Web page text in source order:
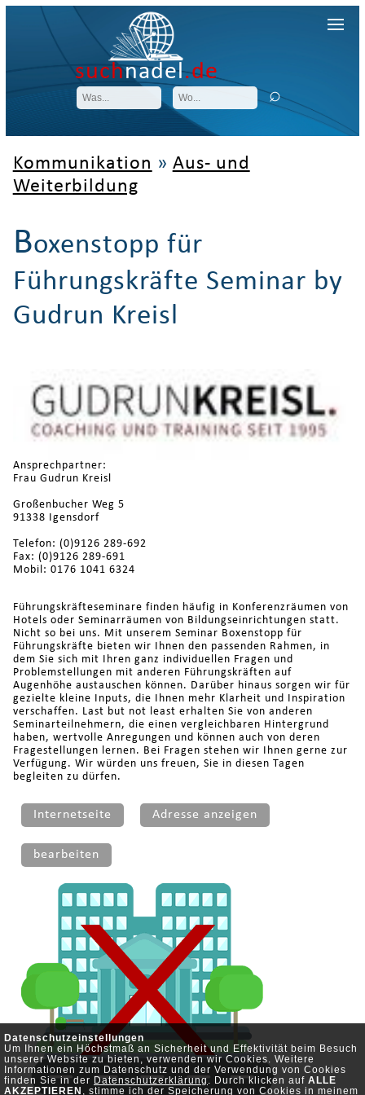
Datenschutzeinstellungen
Um Ihnen ein Höchstmaß an Sicherheit und Effektivität beim Besuch
unserer Website zu bieten, verwenden wir Cookies. Weitere
Informationen zum Datenschutz und der Verwendung von Cookies
finden Sie in der Datenschutzerklärung. Durch klicken auf ALLE
AKZEPTIEREN , stimme ich der Speicherung von Cookies in meinem
suchnadel.de
Kommunikation » Aus- und
Weiterbildung
Boxenstopp für
Führungskräfte Seminar by
Gudrun Kreisl
Ansprechpartner:
Frau Gudrun Kreisl
Großenbucher Weg 5
91338 Igensdorf
Telefon: (0)9126 289-692
Fax: (0)9126 289-691
Mobil: 0176 1041 6324
Führungskräfteseminare finden häufig in Konferenzräumen von
Hotels oder Seminarräumen von Bildungseinrichtungen statt.
Nicht so bei uns. Mit unserem Seminar Boxenstopp für
Führungskräfte bieten wir Ihnen den passenden Rahmen, in
dem Sie sich mit Ihren ganz individuellen Fragen und
Problemstellungen mit anderen Führungskräften auf
Augenhöhe austauschen können. Darüber hinaus sorgen wir für
gezielte kleine Inputs, die Ihnen mehr Klarheit und Inspiration
verschaffen. Last but not least erhalten Sie von anderen
Seminarteilnehmern, die einen vergleichbaren Hintergrund
haben, wertvolle Anregungen und können auch von deren
Fragestellungen lernen. Bei Fragen stehen wir Ihnen gerne zur
Verfügung. Wir würden uns freuen, Sie in diesen Tagen
begleiten zu dürfen.
Internetseite Adresse anzeigen
bearbeiten